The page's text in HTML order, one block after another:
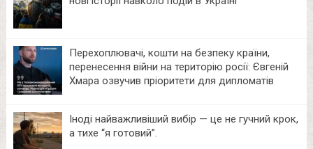
Перехоплювачі, кошти на безпеку країни,
перенесення війни на територію росії: Євгеній
Хмара озвучив пріоритети для дипломатів
Іноді найважливіший вибір — це не гучний крок,
а тихе “я готовий”.